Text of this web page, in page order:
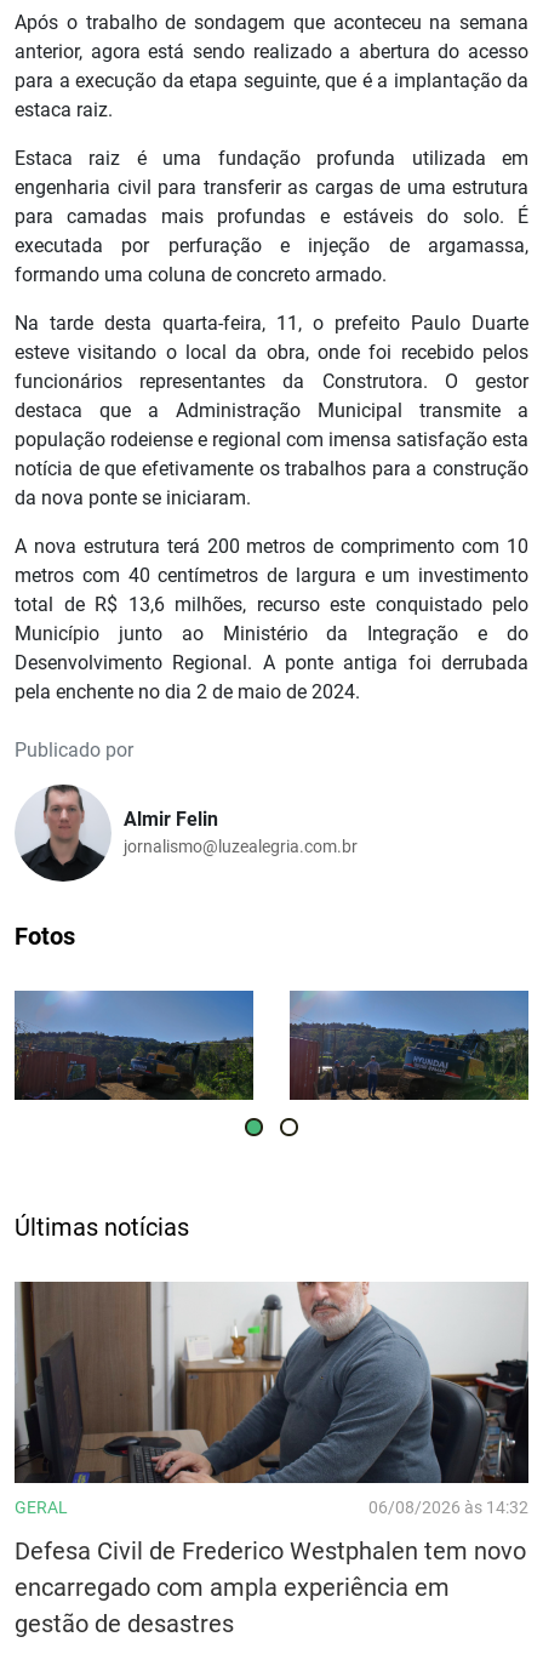
Após o trabalho de sondagem que aconteceu na semana
anterior, agora está sendo realizado a abertura do acesso
para a execução da etapa seguinte, que é a implantação da
estaca raiz.
Estaca raiz é uma fundação profunda utilizada em
engenharia civil para transferir as cargas de uma estrutura
para camadas mais profundas e estáveis do solo. É
executada por perfuração e injeção de argamassa,
formando uma coluna de concreto armado.
Na tarde desta quarta-feira, 11, o prefeito Paulo Duarte
esteve visitando o local da obra, onde foi recebido pelos
funcionários representantes da Construtora. O gestor
destaca que a Administração Municipal transmite a
população rodeiense e regional com imensa satisfação esta
notícia de que efetivamente os trabalhos para a construção
da nova ponte se iniciaram.
A nova estrutura terá 200 metros de comprimento com 10
metros com 40 centímetros de largura e um investimento
total de R$ 13,6 milhões, recurso este conquistado pelo
Município junto ao Ministério da Integração e do
Desenvolvimento Regional. A ponte antiga foi derrubada
pela enchente no dia 2 de maio de 2024.
Publicado por
Almir Felin
jornalismo@luzealegria.com.br
Fotos
Últimas notícias
GERAL 06/08/2026 às 14:32
Defesa Civil de Frederico Westphalen tem novo
encarregado com ampla experiência em
gestão de desastres